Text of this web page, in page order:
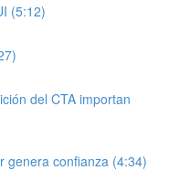
(5:12)
del CTA importan
genera confianza (4:34)